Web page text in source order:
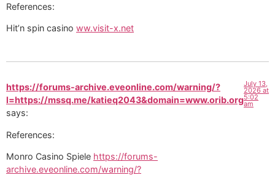
References:
Hit’n spin casino ww.visit-x.net
https://forums-archive.eveonline.com/warning/?
l=https://mssq.me/katieq2043&domain=www.orib.org
says:
July 13,
2026 at
5:02
am
References:
Monro Casino Spiele https://forums-
archive.eveonline.com/warning/?